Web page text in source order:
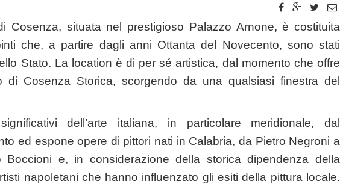
Cosenza, situata nel prestigioso Palazzo Arnone, è costituita
che, a partire dagli anni Ottanta del Novecento, sono stati
Stato. La location è di per sé artistica, dal momento che offre
di Cosenza Storica, scorgendo da una qualsiasi finestra del
dell’arte italiana, in particolare meridionale, dal
ed espone opere di pittori nati in Calabria, da Pietro Negroni a
Boccioni e, in considerazione della storica dipendenza della
napoletani che hanno influenzato gli esiti della pittura locale.